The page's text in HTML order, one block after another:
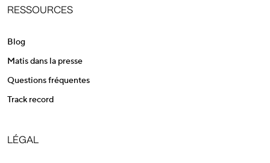
RESSOURCES
Blog
Matis dans la presse
Questions fréquentes
Track record
LÉGAL